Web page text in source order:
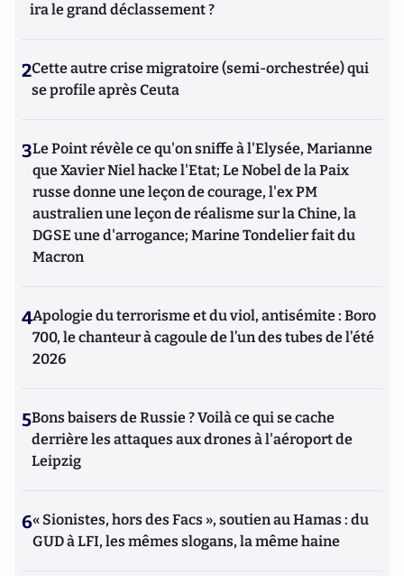
ira le grand déclassement ?
2Cette autre crise migratoire (semi-orchestrée) qui
se profile après Ceuta
3Le Point révèle ce qu'on sniffe à l'Elysée, Marianne
que Xavier Niel hacke l'Etat; Le Nobel de la Paix
russe donne une leçon de courage, l'ex PM
australien une leçon de réalisme sur la Chine, la
DGSE une d'arrogance; Marine Tondelier fait du
Macron
4Apologie du terrorisme et du viol, antisémite : Boro
700, le chanteur à cagoule de l’un des tubes de l’été
2026
5Bons baisers de Russie ? Voilà ce qui se cache
derrière les attaques aux drones à l'aéroport de
Leipzig
6« Sionistes, hors des Facs », soutien au Hamas : du
GUD à LFI, les mêmes slogans, la même haine